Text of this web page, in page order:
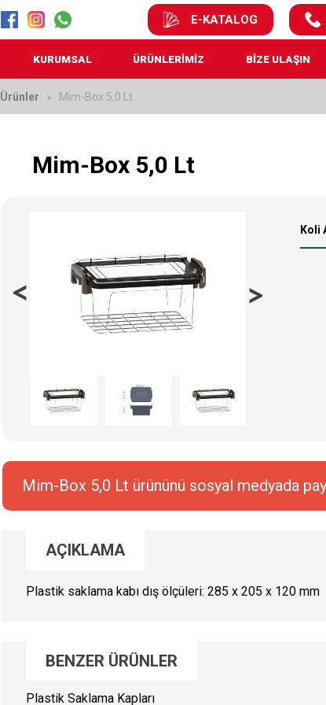
E-KATALOG
KURUMSAL ÜRÜNLERİMİZ BİZE ULAŞIN
Ürünler » Mim-Box 5,0 Lt
Mim-Box 5,0 Lt
Koli
Mim-Box 5,0 Lt ürününü sosyal medyada
AÇIKLAMA
Plastik saklama kabı dış ölçüleri: 285 x 205 x 120 mm
BENZER ÜRÜNLER
Plastik Saklama Kapları